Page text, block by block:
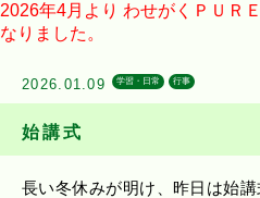
2026年4月より わせがくＰＵＲ
なりました。
2026.01.09 学習・日常 行事
始講式
長い冬休みが明け、昨日は始